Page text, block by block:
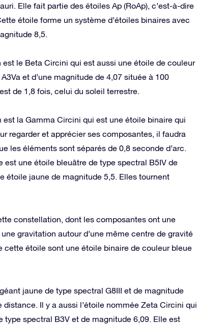
Elle fait partie des étoiles Ap (RoAp), c’est-à-dire
étoile forme un système d’étoiles binaires avec
8,5.
le Beta Circini qui est aussi une étoile de couleur
et d’une magnitude de 4,07 située à 100
de 1,8 fois, celui du soleil terrestre.
la Gamma Circini qui est une étoile binaire qui
regarder et apprécier ses composantes, il faudra
les éléments sont séparés de 0,8 seconde d’arc.
une étoile bleuâtre de type spectral B5IV de
étoile jaune de magnitude 5,5. Elles tournent
constellation, dont les composantes ont une
gravitation autour d’une même centre de gravité
étoile sont une étoile binaire de couleur bleue
jaune de type spectral G8III et de magnitude
Il y a aussi l’étoile nommée Zeta Circini qui
spectral B3V et de magnitude 6,09. Elle est